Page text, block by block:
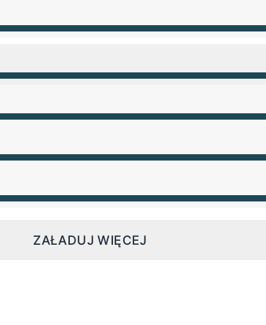
AM
AM
AM
AM
AM
ZAŁADUJ WIĘCEJ